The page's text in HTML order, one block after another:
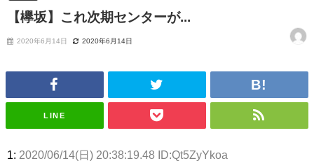
乃木坂あんてな ～乃木坂46・欅坂46・日向坂46のニュース・情報・話題
をピックアップ / 日向坂46卒業後初共演！佐々木久美さん、師匠オードリー若
欅坂46/日向坂46まとめのまとめ / 『anan』の表紙の櫻坂46さん、多様性
欅坂46/日向坂46まとめのまとめ / 日向坂46より重大発表！！！！
日向坂46まとめのまとめ / 【朗報】増田三莉音さんの生足
wwwwwwwwwwww
日向坂46まとめのまとめ / 筒井あやめ、アレをチラリ。こういう偶然の方
これも素晴らしい
【欅坂】これ次期センターが...
2020年6月14日 2020年6月14日
LINE
1: 2020/06/14(日) 20:38:19.48 ID:Qt5ZyYkoa